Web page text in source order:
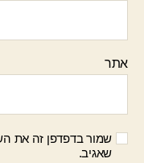
אתר
שמור בדפדפן זה את
שאגיב.